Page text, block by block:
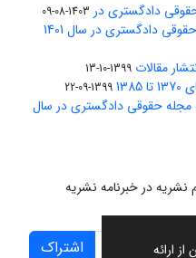
ارائه
دادگستری در 1403-08-09
دادگستری در سال 1401
مقالات 1399-10-13
1399-09-22
مجله حقوقی دادگستری در سال
نشریه در خبرنامه نشریه
اشتراک